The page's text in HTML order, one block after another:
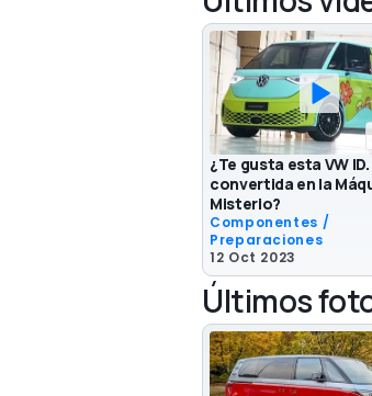
¿Te gusta esta VW
convertida en la
Misterio?
Componentes /
Preparaciones
12 Oct 2023
Últimos